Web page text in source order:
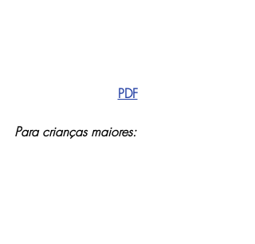
PDF
Para crianças maiores: